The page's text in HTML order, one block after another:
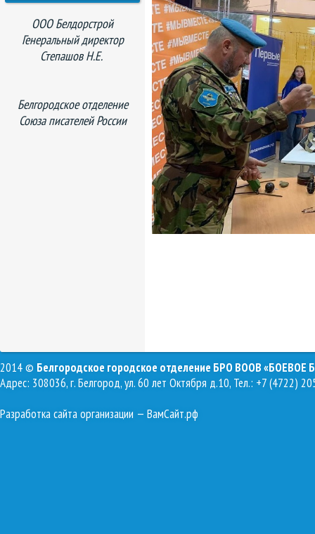
ООО Белдорстрой
Генеральный директор
Степашов Н.Е.
Белгородское отделение
Союза писателей России
2014 © Белгородское городское отделение БРО ВООВ «БОЕВОЕ
Адрес: 308036, г. Белгород, ул. 60 лет Октября д.10, Тел.: +7 (4722)
Разработка сайта организации — ВамСайт.рф